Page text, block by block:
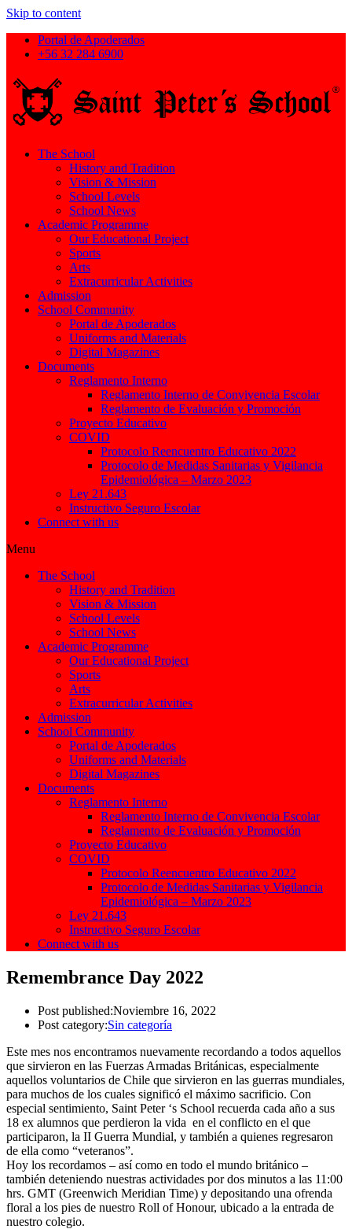
Skip to content
Portal de Apoderados
+56 32 284 6900
The School
History and Tradition
Vision & Mission
School Levels
School News
Academic Programme
Our Educational Project
Sports
Arts
Extracurricular Activities
Admission
School Community
Portal de Apoderados
Uniforms and Materials
Digital Magazines
Documents
Reglamento Interno
Reglamento Interno de Convivencia Escolar
Reglamento de Evaluación y Promoción
Proyecto Educativo
COVID
Protocolo Reencuentro Educativo 2022
Protocolo de Medidas Sanitarias y Vigilancia
Epidemiológica – Marzo 2023
Ley 21.643
Instructivo Seguro Escolar
Connect with us
Menu
The School
History and Tradition
Vision & Mission
School Levels
School News
Academic Programme
Our Educational Project
Sports
Arts
Extracurricular Activities
Admission
School Community
Portal de Apoderados
Uniforms and Materials
Digital Magazines
Documents
Reglamento Interno
Reglamento Interno de Convivencia Escolar
Reglamento de Evaluación y Promoción
Proyecto Educativo
COVID
Protocolo Reencuentro Educativo 2022
Protocolo de Medidas Sanitarias y Vigilancia
Epidemiológica – Marzo 2023
Ley 21.643
Instructivo Seguro Escolar
Connect with us
Remembrance Day 2022
Post published:Noviembre 16, 2022
Post category:Sin categoría
Este mes nos encontramos nuevamente recordando a todos aquellos
que sirvieron en las Fuerzas Armadas Británicas, especialmente
aquellos voluntarios de Chile que sirvieron en las guerras mundiales,
para muchos de los cuales significó el máximo sacrificio. Con
especial sentimiento, Saint Peter ‘s School recuerda cada año a sus
18 ex alumnos que perdieron la vida en el conflicto en el que
participaron, la II Guerra Mundial, y también a quienes regresaron
de ella como “veteranos”.
Hoy los recordamos – así como en todo el mundo británico –
también deteniendo nuestras actividades por dos minutos a las 11:00
hrs. GMT (Greenwich Meridian Time) y depositando una ofrenda
floral a los pies de nuestro Roll of Honour, ubicado a la entrada de
nuestro colegio.